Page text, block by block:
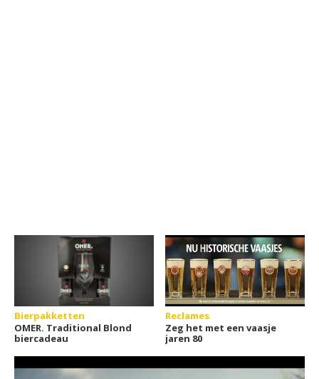
Bierpakketten
OMER. Traditional Blond
biercadeau
Reclames
Zeg het met een vaasje
jaren 80